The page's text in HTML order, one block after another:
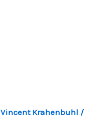
Vincent Krahenbuhl /